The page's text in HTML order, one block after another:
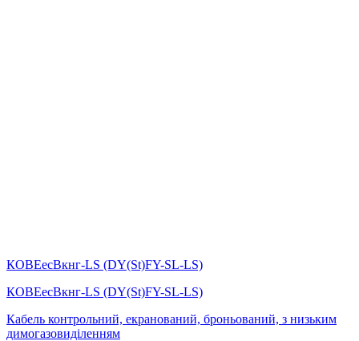
КОВЕесВкнг-LS (DY(St)FY-SL-LS)
КОВЕесВкнг-LS (DY(St)FY-SL-LS)
Кабель контрольний, екранований, броньований, з низьким
димогазовиділенням